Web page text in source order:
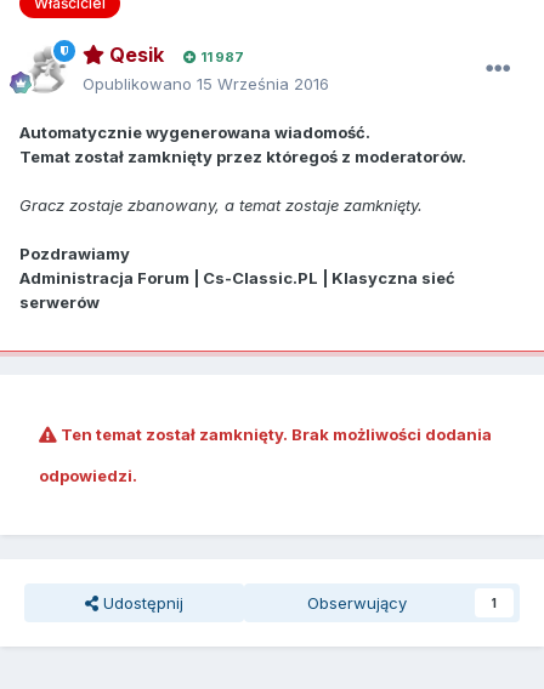
Qesik 11 987
Opublikowano 15 Września 2016
Automatycznie wygenerowana wiadomość.
Temat został zamknięty przez któregoś z moderatorów.
Gracz zostaje zbanowany, a temat zostaje zamknięty.
Pozdrawiamy
Administracja Forum | Cs-Classic.PL | Klasyczna sieć
serwerów
Ten temat został zamknięty. Brak możliwości dodania
odpowiedzi.
Udostępnij Obserwujący 1